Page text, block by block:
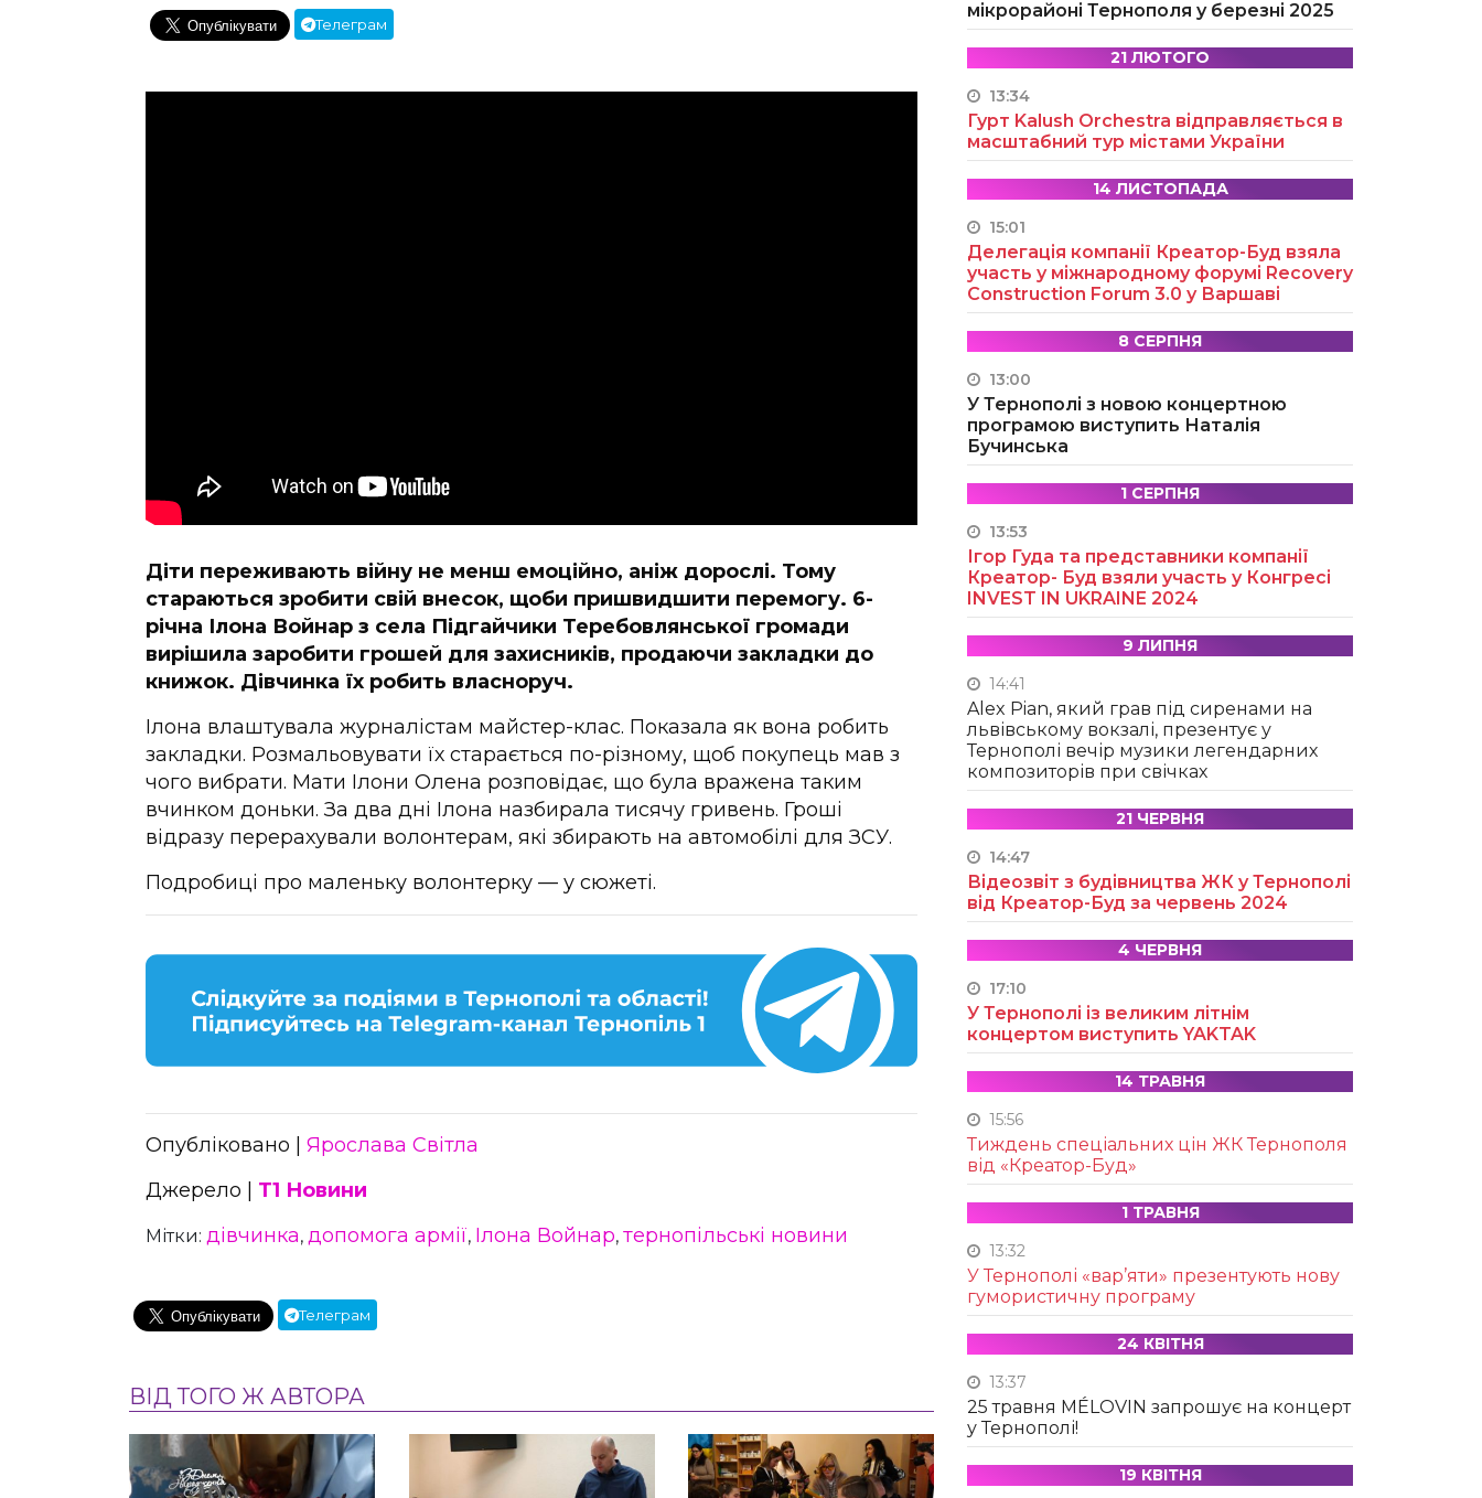
Телеграм
Діти переживають війну не менш емоційно, аніж дорослі. Тому
стараються зробити свій внесок, щоби пришвидшити перемогу. 6-
річна Ілона Войнар з села Підгайчики Теребовлянської громади
вирішила заробити грошей для захисників, продаючи закладки до
книжок. Дівчинка їх робить власноруч.
Ілона влаштувала журналістам майстер-клас. Показала як вона робить
закладки. Розмальовувати їх старається по-різному, щоб покупець мав з
чого вибрати. Мати Ілони Олена розповідає, що була вражена таким
вчинком доньки. За два дні Ілона назбирала тисячу гривень. Гроші
відразу перерахували волонтерам, які збирають на автомобілі для ЗСУ.
Подробиці про маленьку волонтерку — у сюжеті.
Опубліковано | Ярослава Світла
Джерело | Т1 Новини
Мітки: дівчинка, допомога армії, Ілона Войнар, тернопільські новини
Телеграм
ВІД ТОГО Ж АВТОРА
мікрорайоні Тернополя у березні 2025
21 ЛЮТОГО
13:34
Гурт Kalush Orchestra відправляється в
масштабний тур містами України
14 ЛИСТОПАДА
15:01
Делегація компанії Креатор-Буд взяла
участь у міжнародному форумі Recovery
Construction Forum 3.0 у Варшаві
8 СЕРПНЯ
13:00
У Тернополі з новою концертною
програмою виступить Наталія
Бучинська
1 СЕРПНЯ
13:53
Ігор Гуда та представники компанії
Креатор- Буд взяли участь у Конгресі
INVEST IN UKRAINE 2024
9 ЛИПНЯ
14:41
Alex Pian, який грав під сиренами на
львівському вокзалі, презентує у
Тернополі вечір музики легендарних
композиторів при свічках
21 ЧЕРВНЯ
14:47
Відеозвіт з будівництва ЖК у Тернополі
від Креатор-Буд за червень 2024
4 ЧЕРВНЯ
17:10
У Тернополі із великим літнім
концертом виступить YAKTAK
14 ТРАВНЯ
15:56
Тиждень спеціальних цін ЖК Тернополя
від «Креатор-Буд»
1 ТРАВНЯ
13:32
У Тернополі «вар’яти» презентують нову
гумористичну програму
24 КВІТНЯ
13:37
25 травня MÉLOVIN запрошує на концерт
у Тернополі!
19 КВІТНЯ